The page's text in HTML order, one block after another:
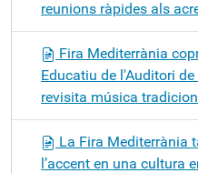
reunions ràpides als
Fira Mediterrània
Educatiu de l'Auditori
revisita música
La Fira Mediterrània
l’accent en una cultura